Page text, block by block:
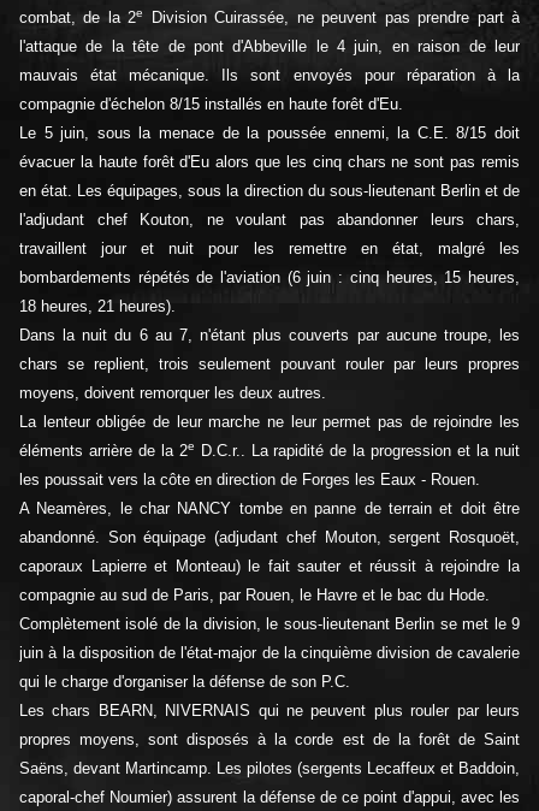
combat, de la 2e
Division Cuirassée, ne peuvent pas prendre part à
l'attaque de la tête de pont d'Abbeville le 4 juin, en raison de leur
mauvais état mécanique. Ils sont envoyés pour réparation à la
compagnie d'échelon 8/15 installés en haute forêt d'Eu.
Le 5 juin, sous la menace de la poussée ennemi, la C.E. 8/15 doit
évacuer la haute forêt d'Eu alors que les cinq chars ne sont pas remis
en état. Les équipages, sous la direction du sous-lieutenant Berlin et de
l'adjudant chef Kouton, ne voulant pas abandonner leurs chars,
travaillent jour et nuit pour les remettre en état, malgré les
bombardements répétés de l'aviation (6 juin : cinq heures, 15 heures,
18 heures, 21 heures).
Dans la nuit du 6 au 7, n'étant plus couverts par aucune troupe, les
chars se replient, trois seulement pouvant rouler par leurs propres
moyens, doivent remorquer les deux autres.
La lenteur obligée de leur marche ne leur permet pas de rejoindre les
éléments arrière de la 2e
D.C.r.. La rapidité de la progression et la nuit
les poussait vers la côte en direction de Forges les Eaux - Rouen.
A Neamères, le char NANCY tombe en panne de terrain et doit être
abandonné. Son équipage (adjudant chef Mouton, sergent Rosquoët,
caporaux Lapierre et Monteau) le fait sauter et réussit à rejoindre la
compagnie au sud de Paris, par Rouen, le Havre et le bac du Hode.
Complètement isolé de la division, le sous-lieutenant Berlin se met le 9
juin à la disposition de l'état-major de la cinquième division de cavalerie
qui le charge d'organiser la défense de son P.C.
Les chars BEARN, NIVERNAIS qui ne peuvent plus rouler par leurs
propres moyens, sont disposés à la corde est de la forêt de Saint
Saëns, devant Martincamp. Les pilotes (sergents Lecaffeux et Baddoin,
caporal-chef Noumier) assurent la défense de ce point d'appui, avec les